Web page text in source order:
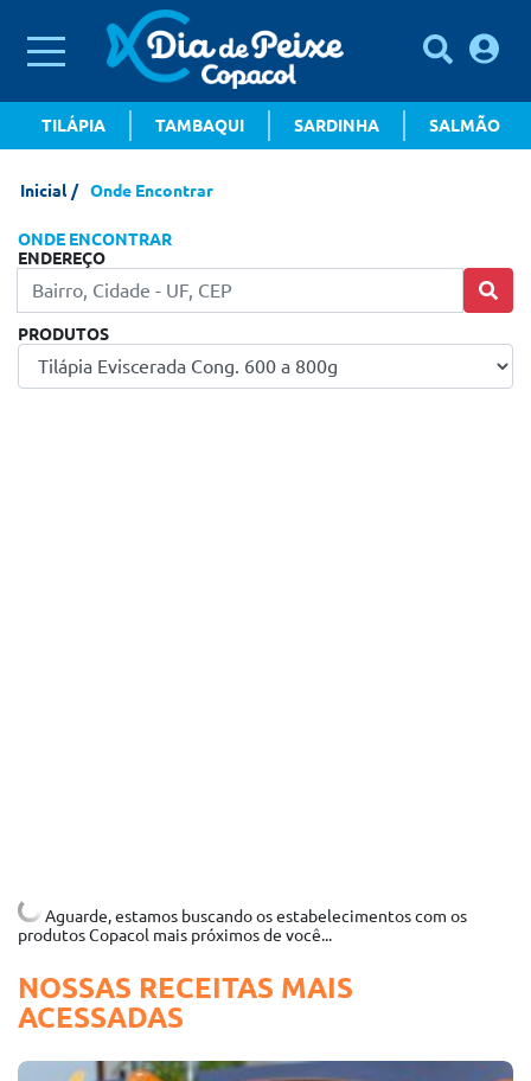
TILÁPIA TAMBAQUI SARDINHA SALMÃO
Inicial Onde Encontrar
ONDE ENCONTRAR
ENDEREÇO
PRODUTOS
Aguarde, estamos buscando os estabelecimentos com os
produtos Copacol mais próximos de você...
NOSSAS RECEITAS MAIS
ACESSADAS